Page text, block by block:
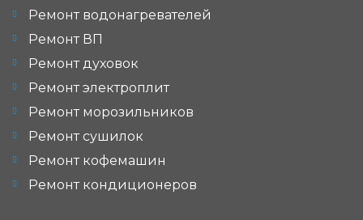
Ремонт водонагревателей
Ремонт ВП
Ремонт духовок
Ремонт электроплит
Ремонт морозильников
Ремонт сушилок
Ремонт кофемашин
Ремонт кондиционеров